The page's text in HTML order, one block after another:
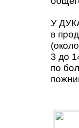
У
в
3 до
по